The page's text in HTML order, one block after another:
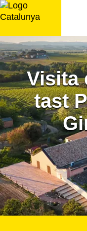
Saltar
al
Visita
tast